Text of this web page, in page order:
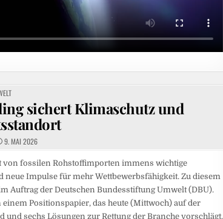
sichert Klimaschutz und
9. MAI 2026
von fossilen Rohstoffimporten immens wichtige
Impulse für mehr Wettbewerbsfähigkeit. Zu diesem
Auftrag der Deutschen Bundesstiftung Umwelt (DBU).
Positionspapier, das heute (Mittwoch) auf der
sechs Lösungen zur Rettung der Branche vorschlägt.